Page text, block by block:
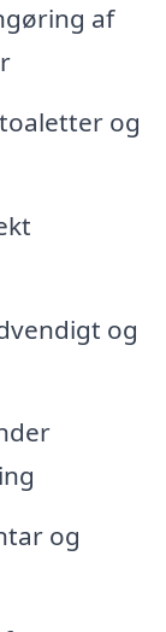
af
og
og
og